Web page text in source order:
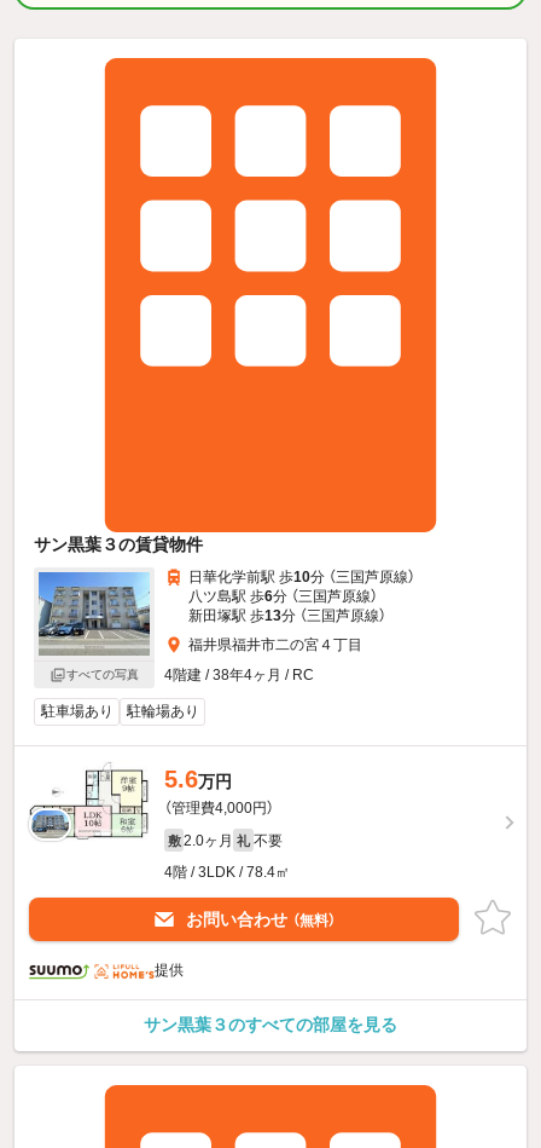
サン黒葉３の賃貸物件
すべての写真
日華化学前駅 歩10分 （三国芦原線）
八ツ島駅 歩6分 （三国芦原線）
新田塚駅 歩13分 （三国芦原線）
福井県福井市二の宮４丁目
4階建 / 38年4ヶ月 / RC
駐車場あり 駐輪場あり
5.6万円
（管理費4,000円）
敷 2.0ヶ月 礼 不要
4階 / 3LDK / 78.4㎡
お問い合わせ （無料）
提供
サン黒葉３のすべての部屋を見る